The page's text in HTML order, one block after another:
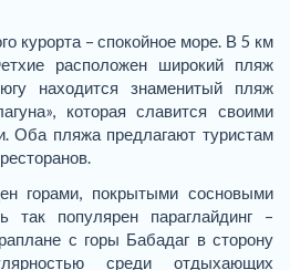
курорта – спокойное море. В 5 км
расположен широкий пляж
находится знаменитый пляж
которая славится своими
Оба пляжа предлагают туристам
горами, покрытыми сосновыми
так популярен параглайдинг –
с горы Бабадаг в сторону
среди отдыхающих